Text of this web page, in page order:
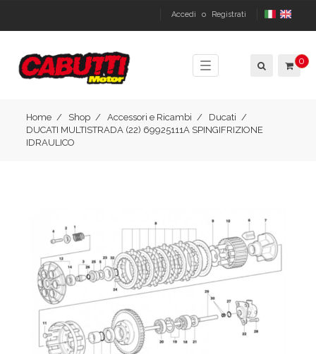
Accedi o Registrati
Toggle
navigation
0
Home Shop Accessori e Ricambi
Ducati
DUCATI MULTISTRADA (22) 69925111A SPINGIFRIZIONE
IDRAULICO